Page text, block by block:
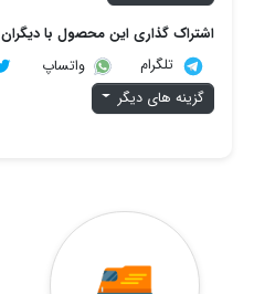
اشتراک گذاری این محصول با دیگران
تلگرام
واتساپ
گزینه های دیگر